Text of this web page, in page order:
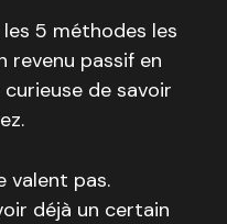
5 méthodes les
revenu passif en
de savoir
valent pas.
déjà un certain